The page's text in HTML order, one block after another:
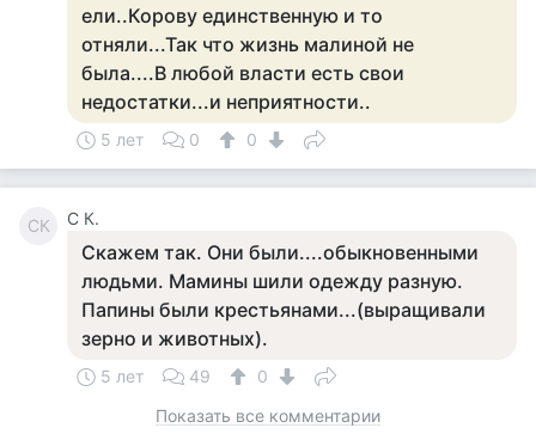
ели..Корову единственную и то
отняли...Так что жизнь малиной не
была....В любой власти есть свои
недостатки...и неприятности..
5 лет 0 0
СК С К.
Скажем так. Они были....обыкновенными
людьми. Мамины шили одежду разную.
Папины были крестьянами...(выращивали
зерно и животных).
5 лет 49
0
Показать все комментарии